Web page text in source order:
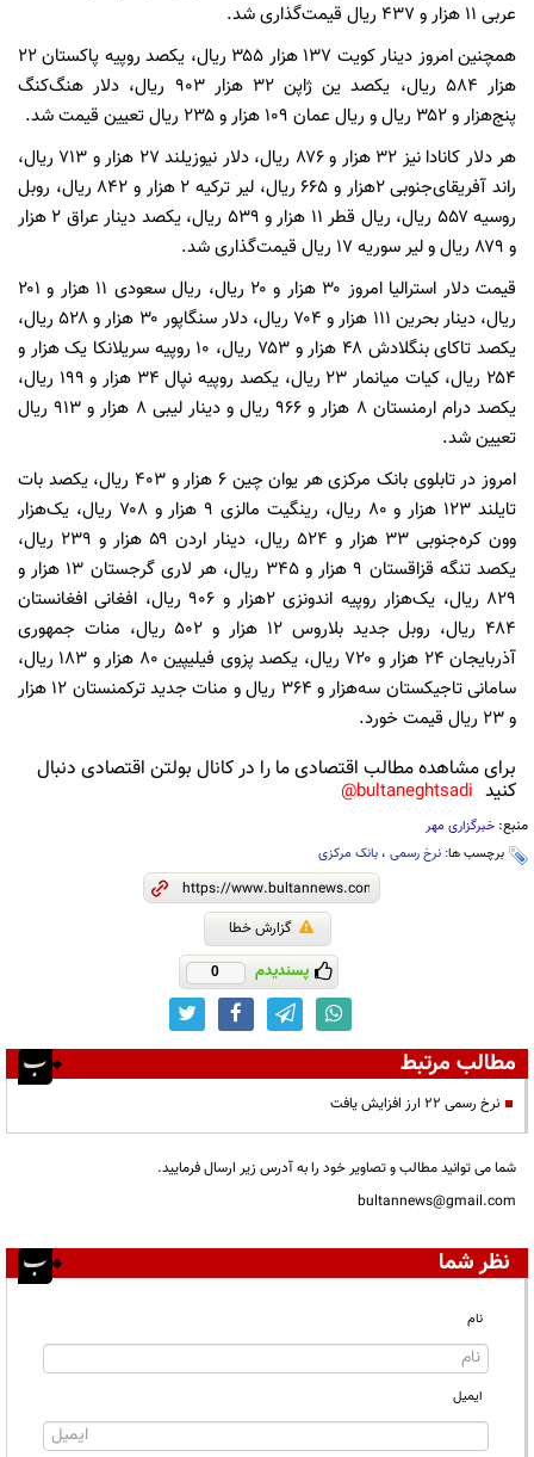
عربی ۱۱ هزار و ۴۳۷ ریال قیمت‌گذاری شد.
همچنین امروز دینار کویت ۱۳۷ هزار ۳۵۵ ریال، یکصد روپیه پاکستان ۲۲
هزار ۵۸۴ ریال، یکصد ین ژاپن ۳۲ هزار ۹۰۳ ریال، دلار هنگ‌کنگ
پنج‌هزار و ۳۵۲ ریال و ریال عمان ۱۰۹ هزار و ۲۳۵ ریال تعیین قیمت شد.
هر دلار کانادا نیز ۳۲ هزار و ۸۷۶ ریال، دلار نیوزیلند ۲۷ هزار و ۷۱۳ ریال،
راند آفریقای‌جنوبی ۲‌هزار و ۶۶۵ ریال، لیر ترکیه ۲ هزار و ۸۴۲ ریال، روبل
روسیه ۵۵۷ ریال، ریال قطر ۱۱ هزار و ۵۳۹ ریال، یکصد دینار عراق ۲ هزار
و ۸۷۹ ریال و لیر سوریه ۱۷ ریال قیمت‌گذاری شد.
قیمت دلار استرالیا امروز ۳۰ هزار و ۲۰ ریال، ریال سعودی ۱۱ هزار و ۲۰۱
ریال، دینار بحرین ۱۱۱ هزار و ۷۰۴ ریال، دلار سنگاپور ۳۰ هزار و ۵۲۸ ریال،
یکصد تاکای بنگلادش ۴۸ هزار و ۷۵۳ ریال، ۱۰ روپیه سریلانکا یک هزار و
۲۵۴ ریال، کیات میانمار ۲۳ ریال، یکصد روپیه نپال ۳۴ هزار و ۱۹۹ ریال،
یکصد درام ارمنستان ۸ هزار و ۹۶۶ ریال و دینار لیبی ۸ هزار و ۹۱۳ ریال
تعیین شد.
امروز در تابلوی بانک مرکزی هر یوان چین ۶ هزار و ۴۰۳ ریال، یکصد بات
تایلند ۱۲۳ هزار و ۸۰ ریال، رینگیت مالزی ۹ هزار و ۷۰۸ ریال، یک‌هزار
وون کره‌جنوبی ۳۳ هزار و ۵۲۴ ریال، دینار اردن ۵۹ هزار و ۲۳۹ ریال،
یکصد تنگه قزاقستان ۹ هزار و ۳۴۵ ریال، هر لاری گرجستان ۱۳ هزار و
۸۲۹ ریال، یک‌هزار روپیه اندونزی ۲‌هزار و ۹۰۶ ریال، افغانی افغانستان
۴۸۴ ریال، روبل جدید بلاروس ۱۲ هزار و ۵۰۲ ریال، منات جمهوری
آذربایجان ۲۴ هزار و ۷۲۰ ریال، یکصد پزوی فیلیپین ۸۰ هزار و ۱۸۳ ریال،
سامانی تاجیکستان سه‌هزار و ۳۶۴ ریال و منات جدید ترکمنستان ۱۲ هزار
و ۲۳ ریال قیمت خورد.
برای مشاهده مطالب اقتصادی ما را در کانال بولتن اقتصادی دنبال
کنید bultaneghtsadi@
منبع: خبرگزاری مهر
برچسب ها: نرخ رسمی ، بانک مرکزی
گزارش خطا
پسندیدم 0
مطالب مرتبط
نرخ رسمی ۲۲ ارز افزایش یافت
شما می توانید مطالب و تصاویر خود را به آدرس زیر ارسال فرمایید.
bultannews@gmail.com
نظر شما
نام
ایمیل